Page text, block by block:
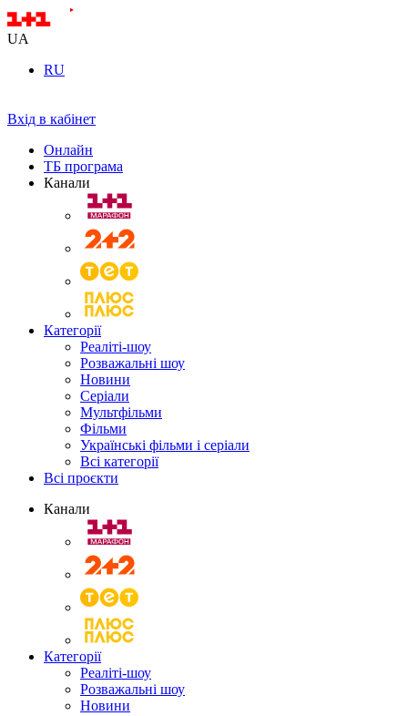
UA
RU
Вхід в кабінет
Онлайн
ТБ програма
Канали
Категорії
Реаліті-шоу
Розважальні шоу
Новини
Серіали
Мультфільми
Фільми
Українські фільми і серіали
Всі категорії
Всі проєкти
Канали
Категорії
Реаліті-шоу
Розважальні шоу
Новини